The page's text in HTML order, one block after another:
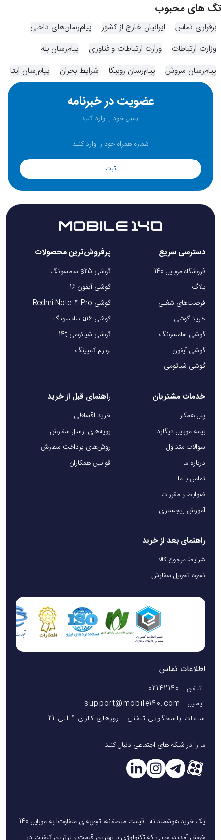
تگ های محبوب
برقراری تماس ایرانیان خارج از کشور
پیام‌رسان‌های داخلی
وزارت ارتباطات
وزارت ارتباطات و فناوری
پیام‌رسان بله
پیام‌رسان سروش
پیام‌رسان روبیکا شرایط بحران پیام‌رسان ایتا
عضویت در خبرنامه
ثبت
دسترسی سریع
فروشگاه موبایل 140
بلاگ
فرصت‌های شغلی
خرید گوشی
گوشی سامسونگ
گوشی آیفون
گوشی شیائومی
پرفروش‌ترین محصولات
گوشی s25 سامسونگ
گوشی آیفون 16
گوشی Redmi Note 14 Pro
گوشی a16 سامسونگ
گوشی شیائومی 14t
لوازم کمپینگ
خدمات مشتریان
پنل همکار
بیمه موبایل دیگارد
سوالات متداول
درباره ما
تماس با ما
ضوابط و مقررات
آموزش ریجستری
راهنمای قبل از خرید
خرید اقساطی
رویه‌های ارسال سفارش
روش‌های پرداخت سفارش
قوانین همکاران
راهنمای بعد از خرید
شرایط مرجوع کالا
نحوه تحویل سفارش
اطلاعات تماس
تلفن : 02142140
ایمیل : support@mobile140.com
ساعات پاسخگویی تلفنی : روزهای کاری 9 الی 21
ما را در شبکه های اجتماعی دنبال کنید
یک خرید هوشمندانه ، قیمت منصفانه، تجربه‌ای متفاوت! به موبایل 140